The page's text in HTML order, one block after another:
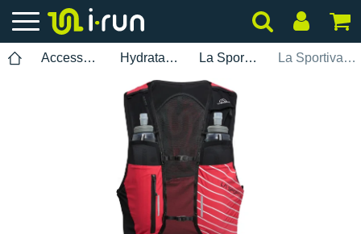
Accessoires Hydratatie-zakken La Sportiva La Sportiva Ultra Trail Vest 10L